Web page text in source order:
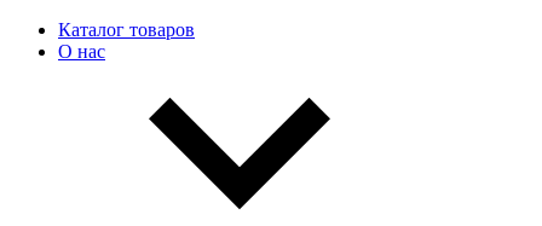
Каталог товаров
О нас